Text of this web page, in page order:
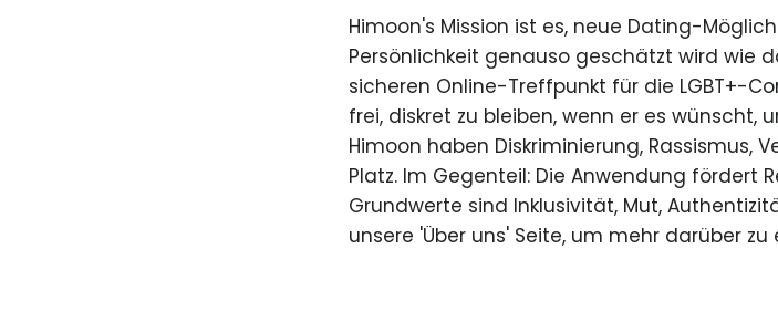
Himoon's Mission ist es, neue Dating-
Persönlichkeit genauso geschätzt wird wie
sicheren Online-Treffpunkt für die LGBT+-
frei, diskret zu bleiben, wenn er es wünscht,
Himoon haben Diskriminierung, Rassismus,
Platz. Im Gegenteil: Die Anwendung fördert
Grundwerte sind Inklusivität, Mut,
unsere 'Über uns' Seite, um mehr darüber zu